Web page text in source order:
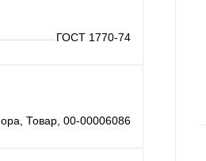
ГОСТ 1770-74
Товар, 00-00006086